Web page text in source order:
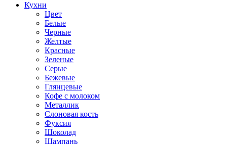
Кухни
Цвет
Белые
Черные
Желтые
Красные
Зеленые
Серые
Бежевые
Глянцевые
Кофе с молоком
Металлик
Слоновая кость
Фуксия
Шоколад
Шампань